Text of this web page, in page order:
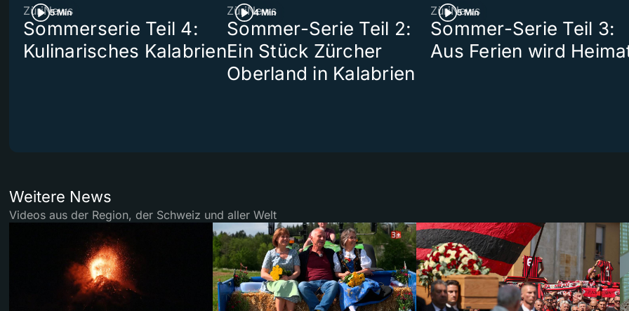
5 Min
ZüriNews
Sommerserie Teil 4:
Kulinarisches Kalabrien
4 Min
ZüriNews
Sommer-Serie Teil 2:
Ein Stück Zürcher
Oberland in Kalabrien
5 Min
ZüriNews
Sommer-Serie Teil 3:
Aus Ferien wird
Weitere News
Videos aus der Region, der Schweiz und aller Welt